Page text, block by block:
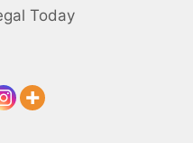
Today